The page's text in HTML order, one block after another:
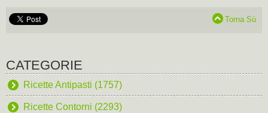
Torna Sù
CATEGORIE
Ricette Antipasti (1757)
Ricette Contorni (2293)